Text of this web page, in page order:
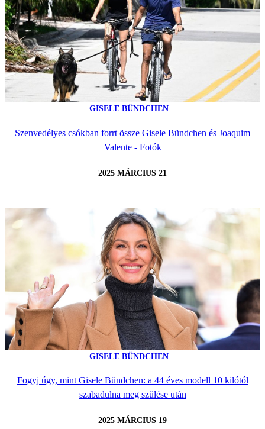
GISELE BÜNDCHEN
Szenvedélyes csókban forrt össze Gisele Bündchen és Joaquim
Valente - Fotók
2025 MÁRCIUS 21
GISELE BÜNDCHEN
Fogyj úgy, mint Gisele Bündchen: a 44 éves modell 10 kilótól
szabadulna meg szülése után
2025 MÁRCIUS 19